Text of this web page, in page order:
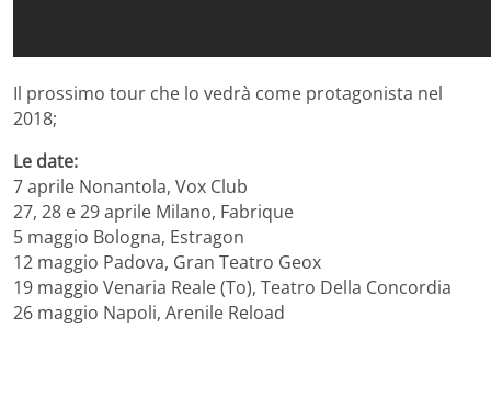
Il prossimo tour che lo vedrà come protagonista nel
2018;
Le date:
7 aprile Nonantola, Vox Club
27, 28 e 29 aprile Milano, Fabrique
5 maggio Bologna, Estragon
12 maggio Padova, Gran Teatro Geox
19 maggio Venaria Reale (To), Teatro Della Concordia
26 maggio Napoli, Arenile Reload